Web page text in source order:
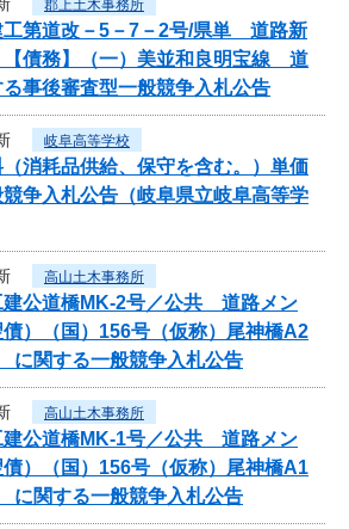
郡上土木事務所
工第道改－5－7－2号/県単 道路新
【債務】（一）美並和良明宝線 道
事後審査型一般競争入札公告
岐阜高等学校
消耗品供給、保守を含む。）単価
争入札公告（岐阜県立岐阜高等学
高山土木事務所
建公道橋MK-2号／公共 道路メン
）（国）156号（仮称）尾神橋A2
関する一般競争入札公告
高山土木事務所
建公道橋MK-1号／公共 道路メン
）（国）156号（仮称）尾神橋A1
関する一般競争入札公告